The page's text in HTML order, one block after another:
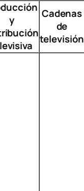
y
Cadenas
de
televisión